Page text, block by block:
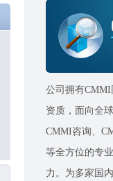
公司拥有CMMI
资质，面向全
CMMI咨询、
等全方位的专
力。为多家国